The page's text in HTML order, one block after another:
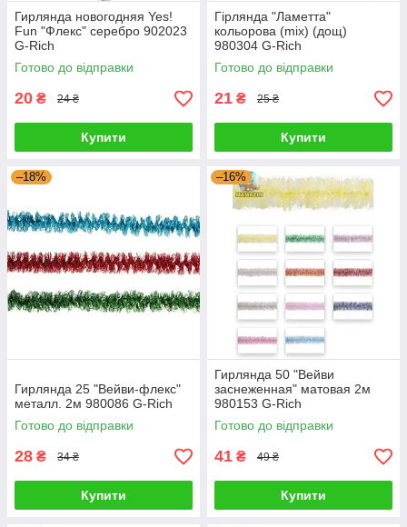
Гирлянда новогодняя Yes!
Fun "Флекс" серебро 902023
G-Rich
Готово до відправки
20 ₴ 24 ₴
Купити
Гірлянда "Ламетта"
кольорова (mix) (дощ)
980304 G-Rich
Готово до відправки
21 ₴ 25 ₴
Купити
–18%
Гирлянда 25 "Вейви-флекс"
металл. 2м 980086 G-Rich
Готово до відправки
28 ₴ 34 ₴
Купити
–16%
Гирлянда 50 "Вейви
заснеженная" матовая 2м
980153 G-Rich
Готово до відправки
41 ₴ 49 ₴
Купити